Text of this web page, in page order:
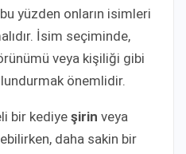
yüzden onların isimleri
İsim seçiminde,
veya kişiliği gibi
önemlidir.
bir kediye şirin veya
daha sakin bir